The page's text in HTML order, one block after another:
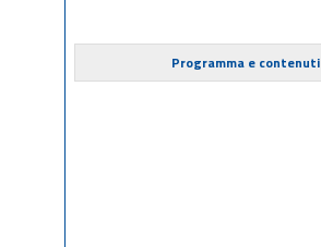
Programma e contenuti